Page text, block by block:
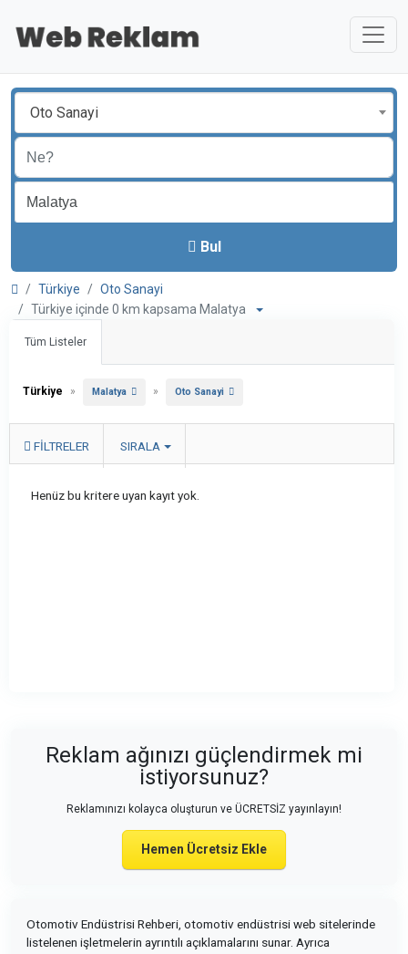
Oto Sanayi
Bul
Türkiye
Oto Sanayi
Türkiye içinde 0 km kapsama Malatya
Tüm Listeler
Türkiye » Malatya » Oto Sanayi
FILTRELER SIRALA
Henüz bu kritere uyan kayıt yok.
Reklam ağınızı güçlendirmek mi
istiyorsunuz?
Reklamınızı kolayca oluşturun ve ÜCRETSİZ yayınlayın!
Hemen Ücretsiz Ekle
Otomotiv Endüstrisi Rehberi, otomotiv endüstrisi web sitelerinde
listelenen işletmelerin ayrıntılı açıklamalarını sunar. Ayrıca